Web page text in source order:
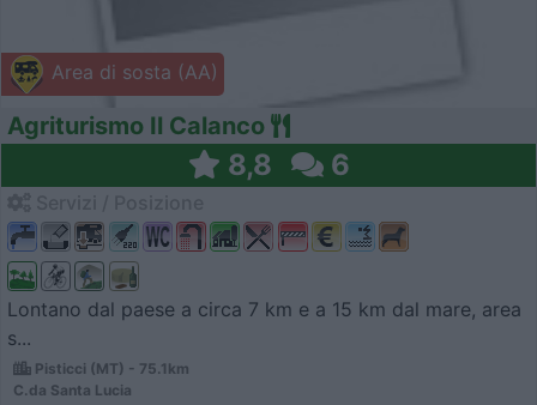
Area di sosta (AA)
Agriturismo Il Calanco
8,8 6
Lontano dal paese a circa 7 km e a 15 km dal mare, area
s...
Pisticci (MT) - 75.1km
C.da Santa Lucia